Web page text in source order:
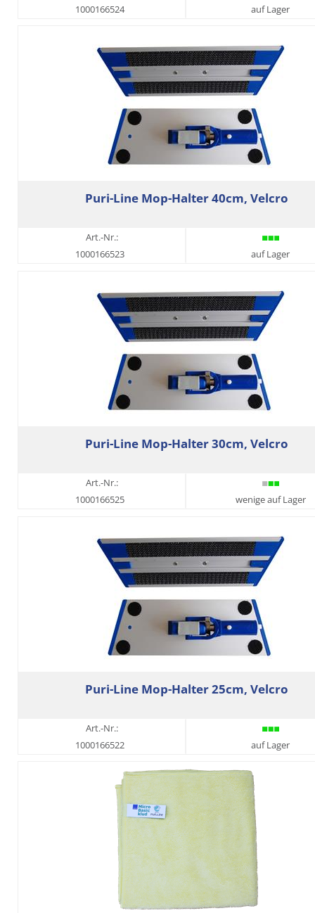
1000166524
auf Lager
Puri-Line Mop-Halter 40cm, Velcro
Art.-Nr.:
1000166523
auf Lager
Puri-Line Mop-Halter 30cm, Velcro
Art.-Nr.:
1000166525
wenige auf Lager
Puri-Line Mop-Halter 25cm, Velcro
Art.-Nr.:
1000166522
auf Lager